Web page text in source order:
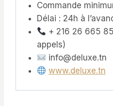
Commande
Délai : 24h à
+ 216 26 665
appels)
info@deluxe.tn
www.deluxe.tn